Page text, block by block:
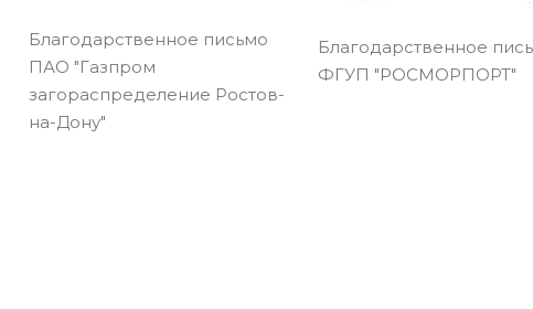
Благодарственное письмо
ПАО "Газпром
загораспределение Ростов-
на-Дону"
Благодарственное
ФГУП "РОСМОРПОРТ"